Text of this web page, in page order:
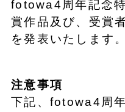
fotowa4周年記念
賞作品及び、受賞
を発表いたします。
注意事項
下記、fotowa4周